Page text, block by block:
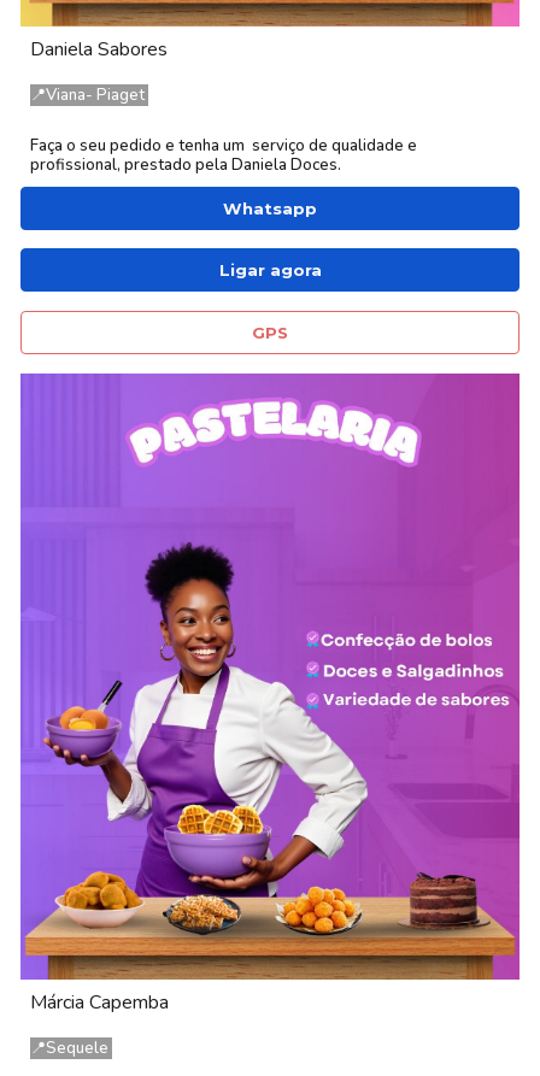
Daniela Sabores
📍Viana- Piaget
Faça o seu pedido e tenha um serviço de qualidade e
profissional, prestadopela Daniela Doces.
Whatsapp
Ligar agora
GPS
Márcia Capemba
📍Sequele